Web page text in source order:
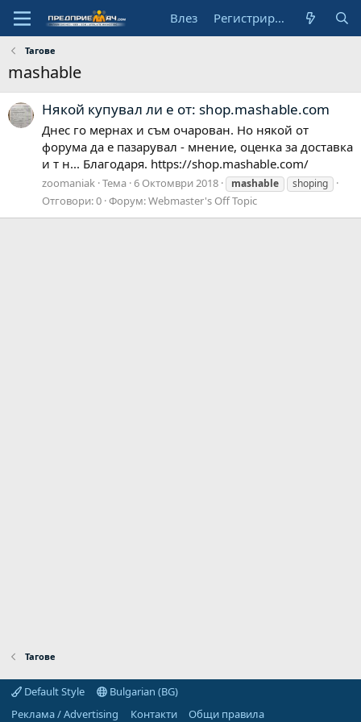
Влез Регистрирай се
Тагове
mashable
Някой купувал ли е от: shop.mashable.com
Днес го мернах и съм очарован. Но някой от
форума да е пазарувал - мнение, оценка за доставка
и т н... Благодаря. https://shop.mashable.com/
zoomaniak Тема 6 Октомври 2018 mashable shoping
Отговори: 0 Форум:Webmaster's Off Topic
Тагове
Default Style
Bulgarian (BG)
Реклама / Advertising
Контакти
Общи правила